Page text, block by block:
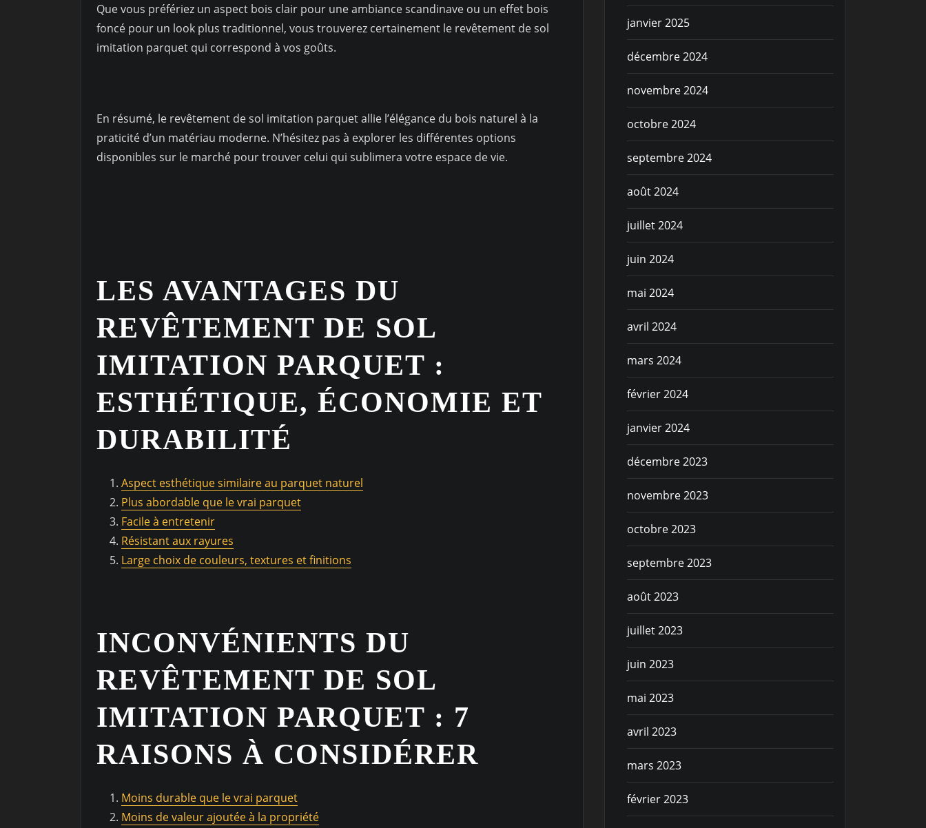
Que vous préfériez un aspect bois clair pour une ambiance scandinave ou un effet bois
foncé pour un look plus traditionnel, vous trouverez certainement le revêtement de sol
imitation parquet qui correspond à vos goûts.
En résumé, le revêtement de sol imitation parquet allie l’élégance du bois naturel à la
praticité d’un matériau moderne. N’hésitez pas à explorer les différentes options
disponibles sur le marché pour trouver celui qui sublimera votre espace de vie.
LES AVANTAGES DU
REVÊTEMENT DE SOL
IMITATION PARQUET :
ESTHÉTIQUE, ÉCONOMIE ET
DURABILITÉ
Aspect esthétique similaire au parquet naturel
Plus abordable que le vrai parquet
Facile à entretenir
Résistant aux rayures
Large choix de couleurs, textures et finitions
INCONVÉNIENTS DU
REVÊTEMENT DE SOL
IMITATION PARQUET : 7
RAISONS À CONSIDÉRER
Moins durable que le vrai parquet
Moins de valeur ajoutée à la propriété
janvier 2025
décembre 2024
novembre 2024
octobre 2024
septembre 2024
août 2024
juillet 2024
juin 2024
mai 2024
avril 2024
mars 2024
février 2024
janvier 2024
décembre 2023
novembre 2023
octobre 2023
septembre 2023
août 2023
juillet 2023
juin 2023
mai 2023
avril 2023
mars 2023
février 2023